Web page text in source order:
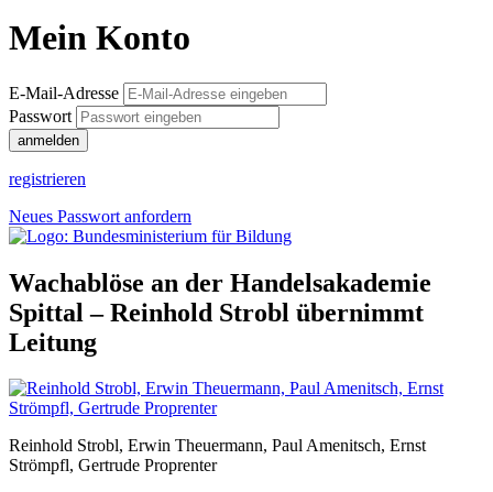
Mein Konto
E-Mail-Adresse
Passwort
anmelden
registrieren
Neues Passwort anfordern
Wachablöse an der Handelsakademie
Spittal – Reinhold Strobl übernimmt
Leitung
Reinhold Strobl, Erwin Theuermann, Paul Amenitsch, Ernst
Strömpfl, Gertrude Proprenter